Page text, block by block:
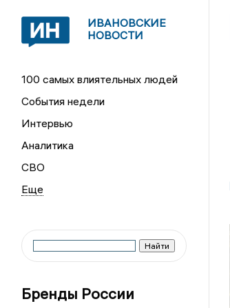
ИВАНОВСКИЕ
НОВОСТИ
100 самых влиятельных людей
События недели
Интервью
Аналитика
СВО
Бренды России